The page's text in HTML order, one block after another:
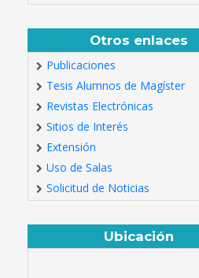
Otros enlaces
Publicaciones
Tesis Alumnos de Magíster
Revistas Electrónicas
Sitios de Interés
Extensión
Uso de Salas
Solicitud de Noticias
Ubicación